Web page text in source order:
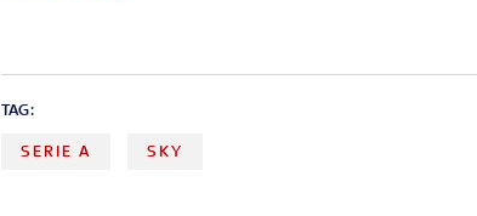
TAG:
SERIE A SKY